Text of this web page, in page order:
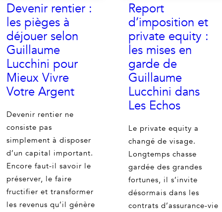
Devenir rentier :
les pièges à
déjouer selon
Guillaume
Lucchini pour
Mieux Vivre
Votre Argent
Devenir rentier ne
consiste pas
simplement à disposer
d’un capital important.
Encore faut-il savoir le
préserver, le faire
fructifier et transformer
les revenus qu’il génère
Report
d’imposition et
private equity :
les mises en
garde de
Guillaume
Lucchini dans
Les Echos
Le private equity a
changé de visage.
Longtemps chasse
gardée des grandes
fortunes, il s’invite
désormais dans les
contrats d’assurance-vie